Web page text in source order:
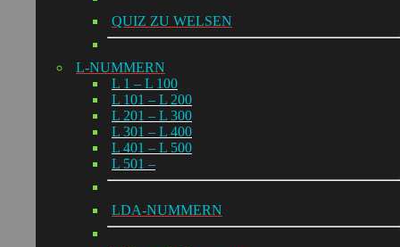
QUIZ ZU WELSEN
L-NUMMERN
L 1 – L 100
L 101 – L 200
L 201 – L 300
L 301 – L 400
L 401 – L 500
L 501 –
LDA-NUMMERN